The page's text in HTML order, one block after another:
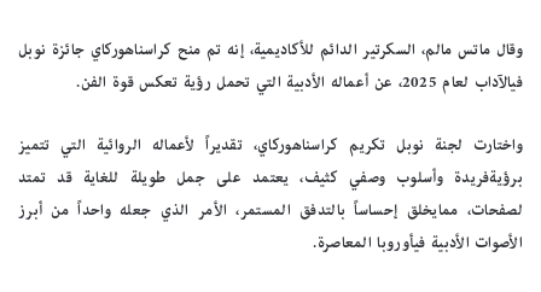
وقال ماتس مالم، السكرتير الدائم للأكاديمية، إنه تم منح كراسناهوركاي جائزة نوبل
فيالآداب لعام2025 ، عن أعماله الأدبية التي تحمل رؤية تعكس قوة الفن.
واختارت لجنة نوبل تكريم كراسناهوركاي، تقديراً لأعماله الروائية التي تتميز
برؤيةفريدة وأسلوب وصفي كثيف، يعتمد على جمل طويلة للغاية قد تمتد
لصفحات، ممايخلق إحساساً بالتدفق المستمر، الأمر الذي جعله واحداً من أبرز
الأصوات الأدبية فيأوروبا المعاصرة.